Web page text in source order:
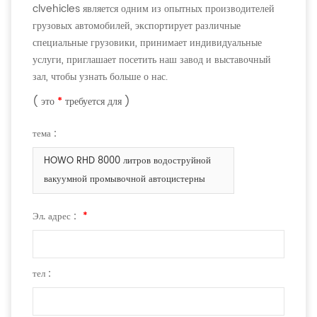
clvehicles является одним из опытных производителей
грузовых автомобилей, экспортирует различные
специальные грузовики, принимает индивидуальные
услуги, приглашает посетить наш завод и выставочный
зал, чтобы узнать больше о нас.
( это * требуется для )
тема :
HOWO RHD 8000 литров водоструйной
вакуумной промывочной автоцистерны
Эл. адрес : *
тел :